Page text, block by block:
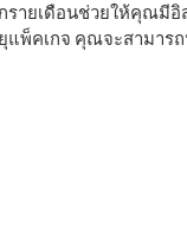
รายเดือนช่วยให้คุณมี
แพ็คเกจ คุณจะสามาร